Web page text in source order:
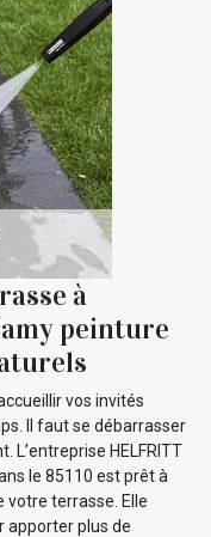
à
peinture
vos invités
Il faut se débarrasser
L’entreprise HELFRITT
le 85110 est prêt à
votre terrasse. Elle
apporter plus de